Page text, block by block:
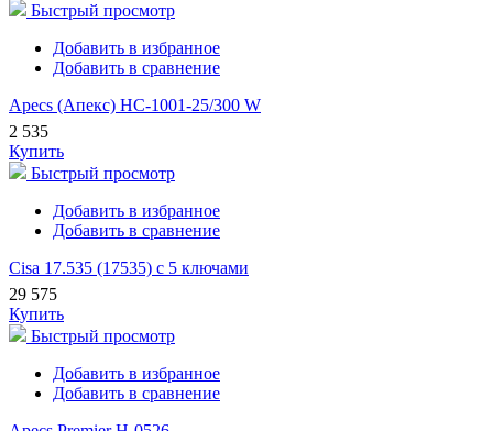
Быстрый просмотр
Добавить в избранное
Добавить в сравнение
Apecs (Апекс) HC-1001-25/300 W
2 535
Купить
Быстрый просмотр
Добавить в избранное
Добавить в сравнение
Cisa 17.535 (17535) с 5 ключами
29 575
Купить
Быстрый просмотр
Добавить в избранное
Добавить в сравнение